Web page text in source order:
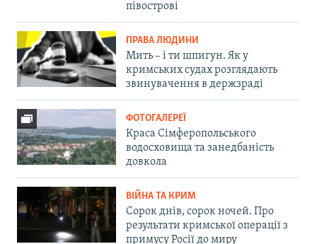
півострові
ПРАВА ЛЮДИНИ
Мить – і ти шпигун. Як у
кримських судах розглядають
звинувачення в держзраді
ФОТОГАЛЕРЕЇ
Краса Сімферопольського
водосховища та занедбаність
довкола
ВІЙНА ТА КРИМ
Сорок днів, сорок ночей. Про
результати кримської операції з
примусу Росії до миру